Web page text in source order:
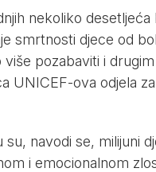
nekoliko
smrtnosti djece od
više pozabaviti i
UNICEF-ova odjela
su, navodi se, milijuni
i emocionalnom